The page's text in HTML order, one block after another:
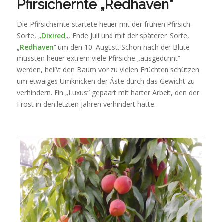
only
know
sessions
on
qualitative,
even
sold
signs
on
Pfirsichernte „Redhaven“
Die Pfirsichernte startete heuer mit der frühen Pfirsich-
Sorte, „Dixired„, Ende Juli und mit der späteren Sorte,
„Redhaven“ um den 10. August. Schon nach der Blüte
mussten heuer extrem viele Pfirsiche „ausgedünnt“
werden, heißt den Baum vor zu vielen Früchten schützen
um etwaiges Umknicken der Äste durch das Gewicht zu
verhindern. Ein „Luxus“ gepaart mit harter Arbeit, den der
Frost in den letzten Jahren verhindert hatte.